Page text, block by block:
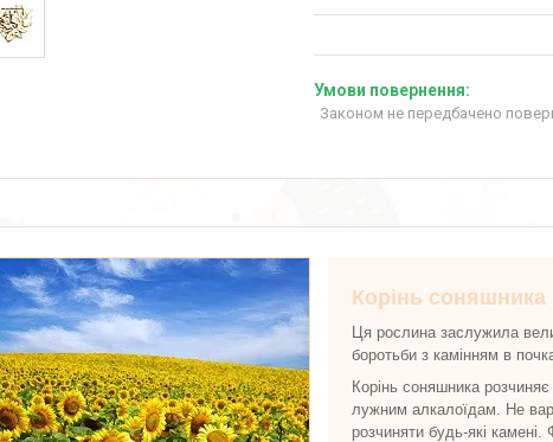
Законом не передбачено
Корінь соняшника
Ця рослина заслужила
боротьби з камінням в
Корінь соняшника
лужним алкалоїдам. Не
розчиняти будь-які камені.